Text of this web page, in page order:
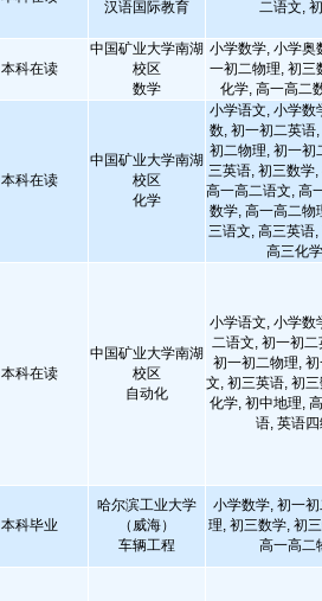
汉语国际教育
二语文,
本科在读
中国矿业大学南湖
校区
数学
小学数学, 小学奥
一初二物理, 初三
化学, 高一高二
本科在读
中国矿业大学南湖
校区
化学
小学语文, 小学数
数, 初一初二英语
初二物理, 初一初
三英语, 初三数学
高一高二语文, 高
数学, 高一高二物
三语文, 高三英语
高三化
本科在读
中国矿业大学南湖
校区
自动化
小学语文, 小学数
二语文, 初一初
初一初二物理,
文, 初三英语, 初
化学, 初中地理,
语, 英语
本科毕业
哈尔滨工业大学
（威海）
车辆工程
小学数学, 初一
理, 初三数学, 初
高一高二